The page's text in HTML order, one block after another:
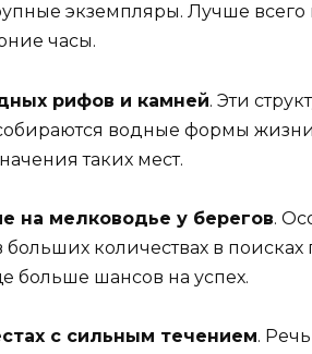
экземпляры. Лучше всего
часы.
рифов и камней. Эти
собираются водные формы
таких мест.
на мелководье у берегов.
больших количествах в
больше шансов на успех.
с сильным течением.